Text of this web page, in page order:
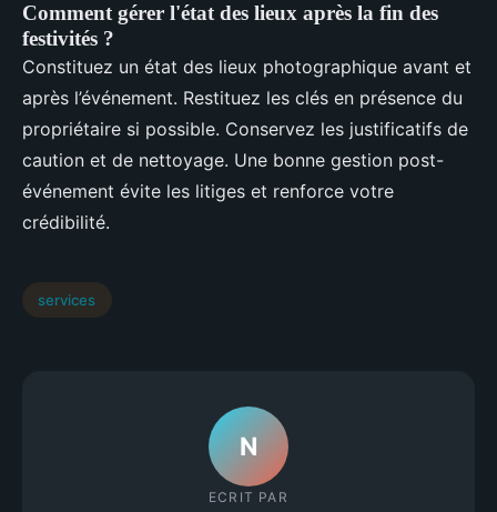
Comment gérer l'état des lieux après la fin des
festivités ?
Constituez un état des lieux photographique avant et
après l’événement. Restituez les clés en présence du
propriétaire si possible. Conservez les justificatifs de
caution et de nettoyage. Une bonne gestion post-
événement évite les litiges et renforce votre
crédibilité.
services
N
ECRIT PAR